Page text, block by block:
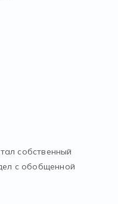
собственный
с обобщенной